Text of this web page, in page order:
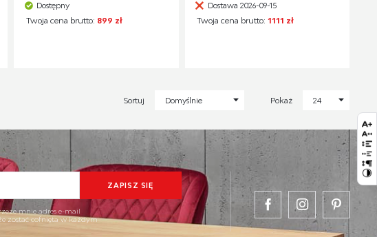
Dostępny
Twoja cena brutto: 899 zł
Dostawa 2026-09-15
Twoja cena brutto:1111 zł
Sortuj Domyślnie Pokaż 24
mnie adres e-mail
zostać cofnięta w każdym